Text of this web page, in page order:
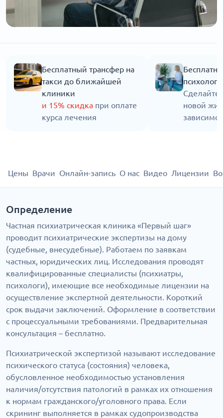
Бесплатный трансфер на
такси до ближайшей
клиники
и 15% скидка при оплате
курса лечения
психолога
Сделайте
новой
Цены Врачи Онлайн-запись О нас Видео Лицензии
Определение
Частная психиатрическая клиника «Первый шаг»
проводит психиатрические экспертизы на дому
(судебные, внесудебные). Работаем по заявкам
частных, юридических лиц. Исследования проводят
квалифицированные специалисты (психиатры,
психологи), имеющие все необходимые лицензии на
осуществление экспертной деятельности. Короткий
срок выдачи заключений. Оформление в соответствии
с процессуальными требованиями. Предварительная
консультация – бесплатно.
Психиатрической экспертизой называют исследование
психического статуса (состояния) человека,
обусловленное необходимостью установления
наличия/отсутствия патологий в рамках их отношения
к нормам гражданского/уголовного права. Если
скрининг выполняется в рамках судопроизводства